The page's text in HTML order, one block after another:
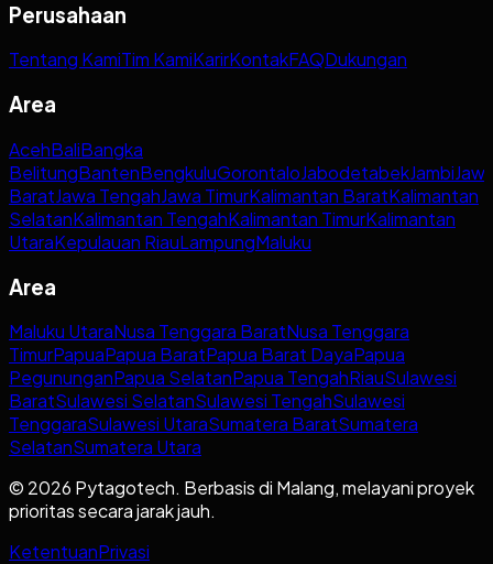
Perusahaan
Tentang KamiTim KamiKarirKontakFAQDukungan
Area
AcehBaliBangka
BelitungBantenBengkuluGorontaloJabodetabekJambi
BaratJawa TengahJawa TimurKalimantan BaratKalimantan
SelatanKalimantan TengahKalimantan TimurKalimantan
UtaraKepulauan RiauLampungMaluku
Area
Maluku UtaraNusa Tenggara BaratNusa Tenggara
TimurPapuaPapua BaratPapua Barat DayaPapua
PegununganPapua SelatanPapua TengahRiauSulawesi
BaratSulawesi SelatanSulawesi TengahSulawesi
TenggaraSulawesi UtaraSumatera BaratSumatera
SelatanSumatera Utara
© 2026 Pytagotech. Berbasis di Malang, melayani proyek
prioritas secara jarak jauh.
KetentuanPrivasi